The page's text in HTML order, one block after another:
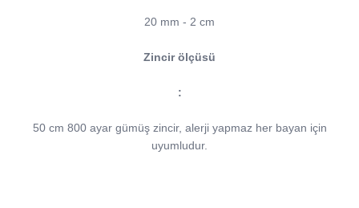
20 mm - 2 cm
Zincir ölçüsü
:
50 cm 800 ayar gümüş zincir, alerji yapmaz her bayan için
uyumludur.